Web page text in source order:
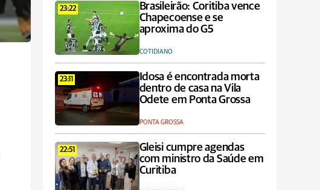
23:22
Brasileirão: Coritiba vence
Chapecoense e se
aproxima do G5
COTIDIANO
23:11
Idosa é encontrada morta
dentro de casa na Vila
Odete em Ponta Grossa
PONTA GROSSA
22:51
Gleisi cumpre agendas
com ministro da Saúde em
Curitiba